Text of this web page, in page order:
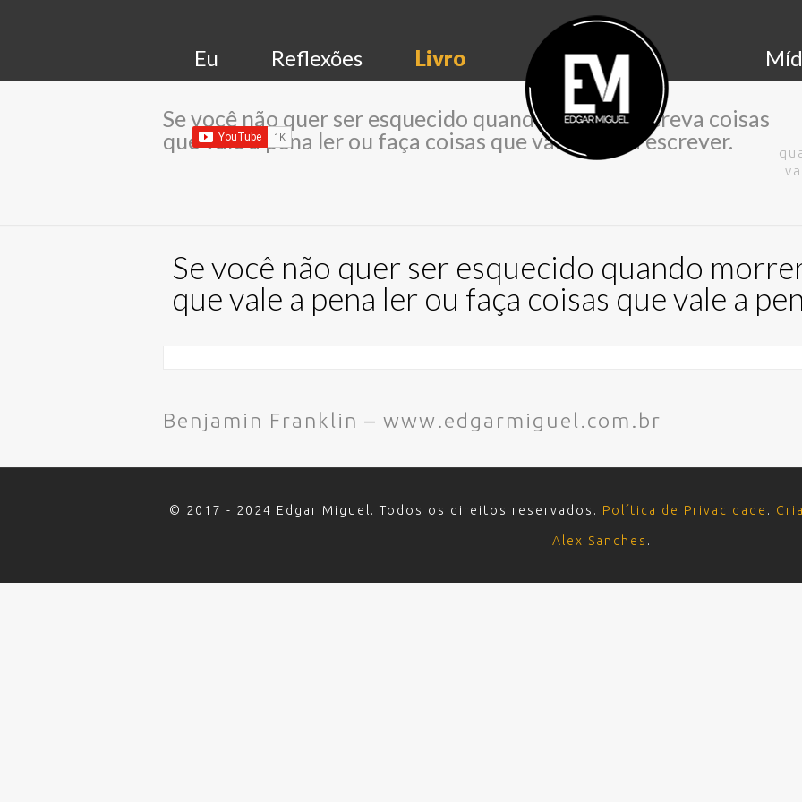
Eu Reflexões Livro
Se você não quer ser esquecido quando morrer, escreva coisas
que vale a pena ler ou faça coisas que vale a pena escrever.
Se você não quer ser esquecido quando
que vale a pena ler ou faça coisas que vale a
Benjamin Franklin – www.edgarmiguel.com.br
© 2017 - 2024 Edgar Miguel. Todos os direitos reservados. Política de Privacidade .
Alex Sanches .